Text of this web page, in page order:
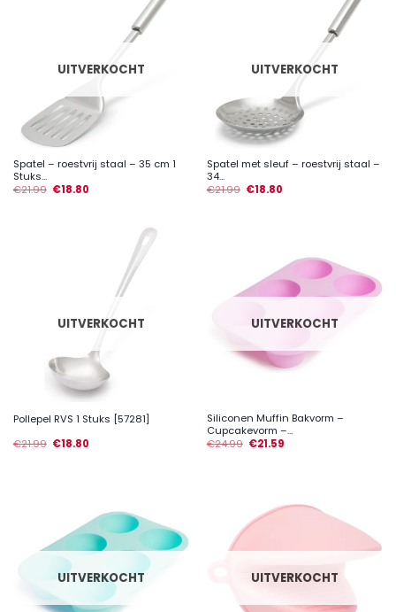
UITVERKOCHT
Spatel – roestvrij staal – 35 cm 1
Stuks...
€21.99 €18.80
UITVERKOCHT
Spatel met sleuf – roestvrij staal –
34...
€21.99 €18.80
UITVERKOCHT
Pollepel RVS 1 Stuks [57281]
€21.99 €18.80
UITVERKOCHT
Siliconen Muffin Bakvorm –
Cupcakevorm –...
€24.99 €21.59
UITVERKOCHT UITVERKOCHT